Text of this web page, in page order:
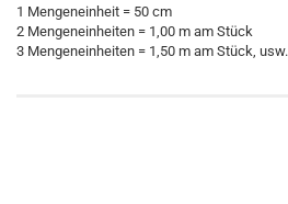
1 Mengeneinheit = 50 cm
2 Mengeneinheiten = 1,00 m am Stück
3 Mengeneinheiten = 1,50 m am Stück, usw.